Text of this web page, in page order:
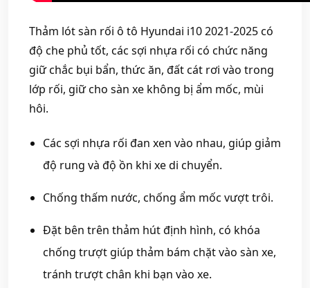
Thảm lót sàn rối ô tô Hyundai i10 2021-2025 có
độ che phủ tốt, các sợi nhựa rối có chức năng
giữ chắc bụi bẩn, thức ăn, đất cát rơi vào trong
lớp rối, giữ cho sàn xe không bị ẩm mốc, mùi
hôi.
Các sợi nhựa rối đan xen vào nhau, giúp giảm
độ rung và độ ồn khi xe di chuyển.
Chống thấm nước, chống ẩm mốc vượt trôi.
Đặt bên trên thảm hút định hình, có khóa
chống trượt giúp thảm bám chặt vào sàn xe,
tránh trượt chân khi bạn vào xe.